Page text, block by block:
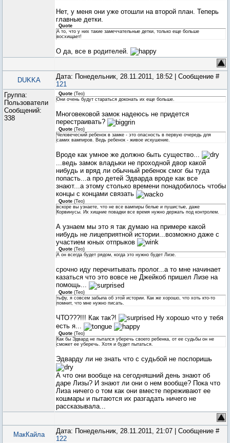
Нет, у меня они уже отошли на второй план. Теперь
главные детки.
Quote
А то, что у них такие замеччательные детки, только еще больше
восхищает!
О да, все в родителей.
DUKKA
Дата: Понедельник, 28.11.2011, 18:52 | Сообщение #
121
Группа:
Пользователи
Сообщений:
338
Quote (Teo)
Они очень будут стараться доконать их еще больше.
Многовековой замок надеюсь не придется
перестраивать?
Quote (Teo)
Человеческий ребенок в замке - это опасность в первую очередь для
самих вампиров. Ведь ребенок - живое искушение.
Вроде как умное же должно быть существо...
...ведь замок владыки не проходной двор какой
нибудь и вряд ли обычный ребенок смог бы туда
попасть...а про детей Эдварда вроде как все
знают...а этому столько времени понадобилось чтобы
концы с концами связать
Quote (Teo)
вскоре вы узнаете, что не все вампиры белые и пушистые, даже
Корвинусы. Их хищние повадки все время нужно держать под контролем.
А узнаем мы это я так думаю на примере какой
нибудь не лицеприятной истории...возможно даже с
участием юных отпрыков
Quote (Teo)
А он всегда будет рядом, когда это нужно будет Лизе.
срочно иду перечитывать пролог...а то мне начинает
казаться что это вовсе не Джейкоб пришел Лизе на
помощь...
Quote (Teo)
тьфу, я совсем забыла об этой истории. Как же хорошо, что хоть кто-то
помнит, что мне нужно писать.
ЧТО???!!! Как так?!
Ну хорошо что у тебя
есть я...
Quote (Teo)
Как бы Эдвард не пытался уберечь своего ребенка, от ее судьбы он не
сможет ее уберечь. Хотя и будет пытаться.
Эдварду ли не знать что с судьбой не поспоришь
А что они вообще на сегодняшний день знают об
даре Лизы? И знают ли они о нем вообще? Пока что
Лиза ничего о том как они вместе переживают ее
кошмары и пытаются их разгадать ничего не
рассказывала...
МакКайла
Дата: Понедельник, 28.11.2011, 21:07 | Сообщение #
122